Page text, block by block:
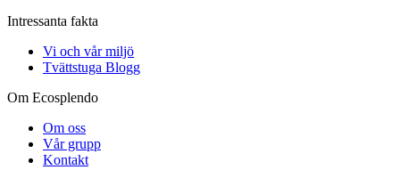
Intressanta fakta
Vi och vår miljö
Tvättstuga Blogg
Om Ecosplendo
Om oss
Vår grupp
Kontakt